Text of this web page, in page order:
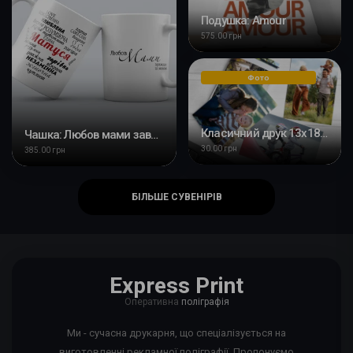
Чашка: Любов мами завжди зі мною
385.00 грн
Подушка: Amour
575.00 грн
Фото
Класичний друк 13x18 см
30.00 грн
БІЛЬШЕ СУВЕНІРІВ
Express Print
Оперативна поліграфія
Ми - сучасна друкарня, що спеціалізується на